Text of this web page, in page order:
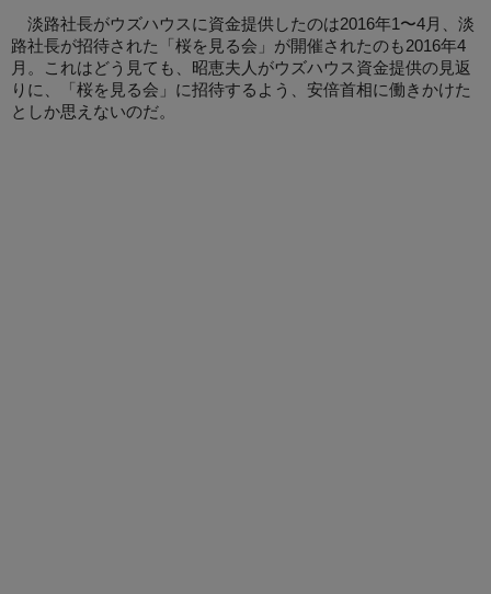
淡路社長がウズハウスに資金提供したのは2016年1〜4月、淡
路社長が招待された「桜を見る会」が開催されたのも2016年4
月。これはどう見ても、昭恵夫人がウズハウス資金提供の見返
りに、「桜を見る会」に招待するよう、安倍首相に働きかけた
としか思えないのだ。